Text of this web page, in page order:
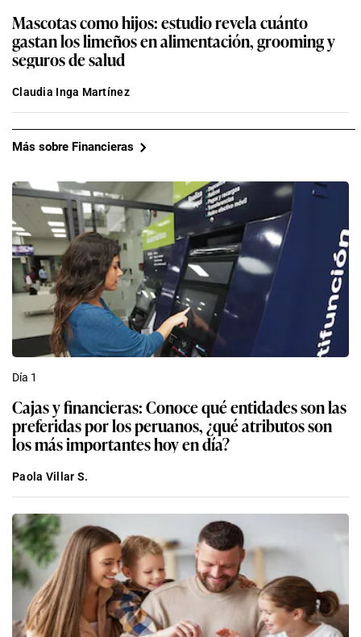
Mascotas como hijos: estudio revela cuánto
gastan los limeños en alimentación, grooming y
seguros de salud
Claudia Inga Martínez
Más sobre Financieras
Día 1
Cajas y financieras: Conoce qué entidades son las
preferidas por los peruanos, ¿qué atributos son
los más importantes hoy en día?
Paola Villar S.